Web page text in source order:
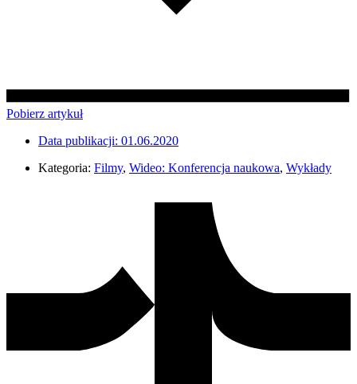
Pobierz artykuł
Data publikacji: 01.06.2020
Kategoria: Filmy, Wideo: Konferencja naukowa, Wykłady